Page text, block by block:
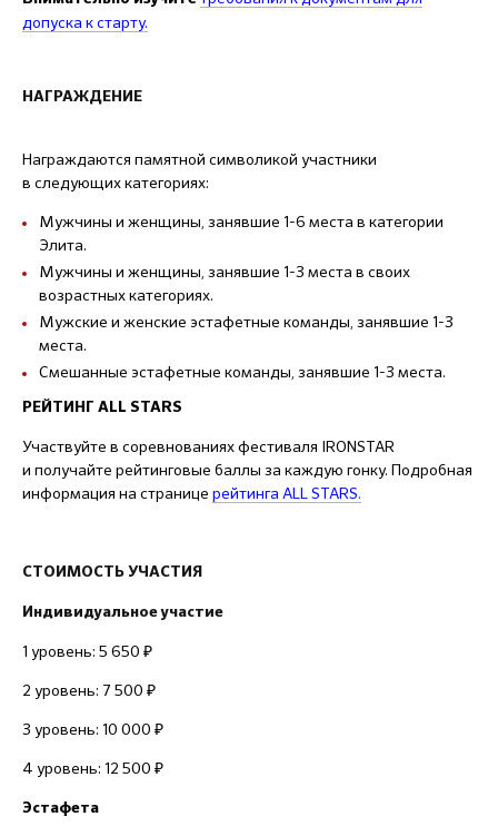
допуска к старту.
НАГРАЖДЕНИЕ
Награждаются памятной символикой участники
в следующих категориях:
Мужчины и женщины, занявшие 1-6 места в категории
Элита.
Мужчины и женщины, занявшие 1-3 места в своих
возрастных категориях.
Мужские и женские эстафетные команды, занявшие 1-3
места.
Смешанные эстафетные команды, занявшие 1-3 места.
РЕЙТИНГ ALL STARS
Участвуйте в соревнованиях фестиваля IRONSTAR
и получайте рейтинговые баллы за каждую гонку. Подробная
информация на странице рейтинга ALL STARS.
СТОИМОСТЬ УЧАСТИЯ
Индивидуальное участие
1 уровень: 5 650 ₽
2 уровень: 7 500 ₽
3 уровень: 10 000 ₽
4 уровень: 12 500 ₽
Эстафета